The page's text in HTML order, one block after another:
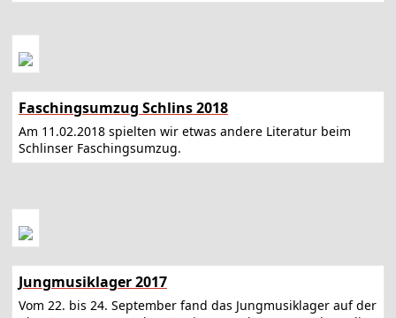
Faschingsumzug Schlins 2018
Am 11.02.2018 spielten wir etwas andere Literatur beim
Schlinser Faschingsumzug.
Jungmusiklager 2017
Vom 22. bis 24. September fand das Jungmusiklager auf der